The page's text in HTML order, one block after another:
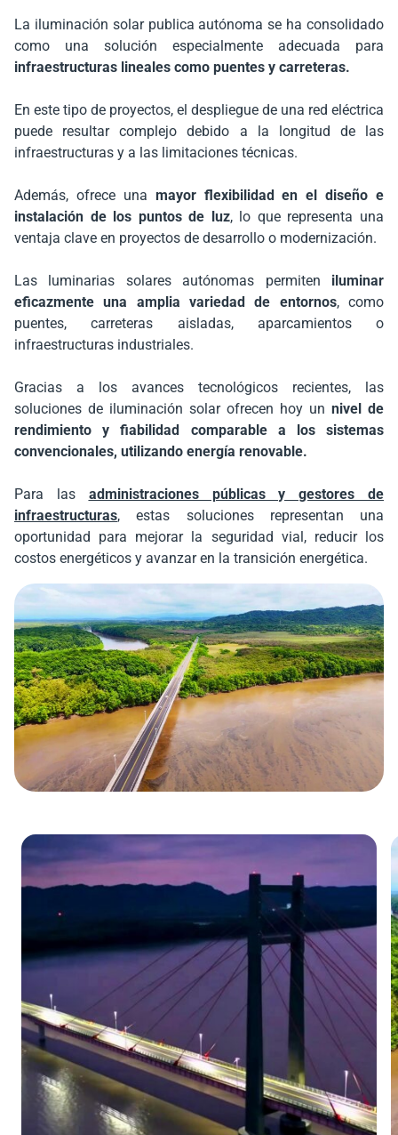
La iluminación solar publica autónoma se ha consolidado
como una solución especialmente adecuada para
infraestructuras lineales como puentes y carreteras.
En este tipo de proyectos, el despliegue de una red eléctrica
puede resultar complejo debido a la longitud de las
infraestructuras y a las limitaciones técnicas.
Además, ofrece una mayor flexibilidad en el diseño e
instalación de los puntos de luz, lo que representa una
ventaja clave en proyectos de desarrollo o modernización.
Las luminarias solares autónomas permiten iluminar
eficazmente una amplia variedad de entornos, como
puentes, carreteras aisladas, aparcamientos o
infraestructuras industriales.
Gracias a los avances tecnológicos recientes, las
soluciones de iluminación solar ofrecen hoy un nivel de
rendimiento y fiabilidad comparable a los sistemas
convencionales, utilizando energía renovable.
Para las administraciones públicas y gestores de
infraestructuras, estas soluciones representan una
oportunidad para mejorar la seguridad vial, reducir los
costos energéticos y avanzar en la transición energética.